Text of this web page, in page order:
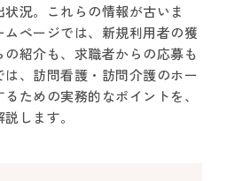
況。これらの情報が古いま
ムページでは、新規利用者の獲
紹介も、求職者からの応募も
、訪問看護・訪問介護のホー
ための実務的なポイントを、
します。